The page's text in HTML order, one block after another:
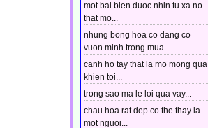
mot bai bien duoc nhin tu xa no
that mo...
nhung bong hoa co dang co
vuon minh trong mua...
canh ho tay that la mo mong qua
khien toi...
trong sao ma le loi qua vay...
chau hoa rat dep co the thay la
mot nguoi...